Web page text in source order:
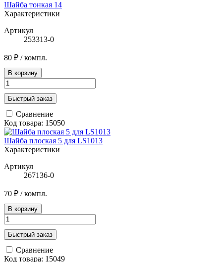
Шайба тонкая 14
Характеристики
Артикул
253313-0
80 ₽ / компл.
В корзину
Быстрый заказ
Сравнение
Код товара: 15050
Шайба плоская 5 для LS1013
Характеристики
Артикул
267136-0
70 ₽ / компл.
В корзину
Быстрый заказ
Сравнение
Код товара: 15049